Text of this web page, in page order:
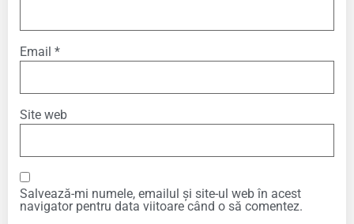
Email *
Site web
Salvează-mi numele, emailul și site-ul web în acest
navigator pentru data viitoare când o să comentez.